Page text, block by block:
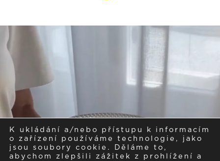
K ukládání a/nebo přístupu k informacím
o zařízení používáme technologie, jako
jsou soubory cookie. Děláme to,
abychom zlepšili zážitek z prohlížení a